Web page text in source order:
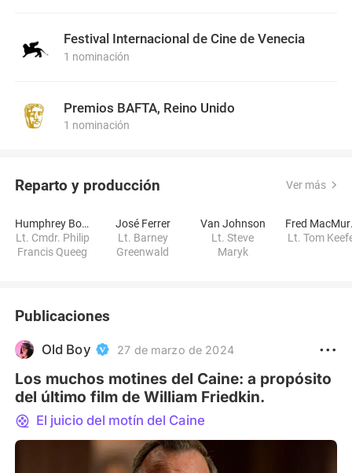
Festival Internacional de Cine de Venecia
1 nominación
Premios BAFTA, Reino Unido
1 nominación
Reparto y producción Ver más
Humphrey Bogart
Lt. Cmdr. Philip
Francis Queeg
José Ferrer
Lt. Barney
Greenwald
Van Johnson
Lt. Steve
Maryk
Lt. Tom
Publicaciones
Old Boy 27 de marzo de 2024
Los muchos motines del Caine: a propósito
del último film de William Friedkin.
El juicio del motín del Caine